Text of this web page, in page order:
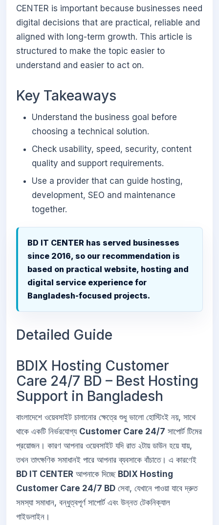
CENTER is important because businesses need
digital decisions that are practical, reliable and
aligned with long-term growth. This article is
structured to make the topic easier to
understand and easier to act on.
Key Takeaways
Understand the business goal before
choosing a technical solution.
Check usability, speed, security, content
quality and support requirements.
Use a provider that can guide hosting,
development, SEO and maintenance
together.
BD IT CENTER has served businesses
since 2016, so our recommendation is
based on practical website, hosting and
digital service experience for
Bangladesh-focused projects.
Detailed Guide
BDIX Hosting Customer
Care 24/7 BD – Best Hosting
Support in Bangladesh
বাংলাদেশে ওয়েবসাইট চালানোর ক্ষেত্রে শুধু ভালো হোস্টিংই নয়, সাথে
থাকে একটি নির্ভরযোগ্য Customer Care 24/7 সাপোর্ট টিমের
প্রয়োজন। কারণ আপনার ওয়েবসাইট যদি রাত ২টায় ডাউন হয়ে যায়,
তখন তাৎক্ষণিক সমাধানই পারে আপনার ব্যবসাকে বাঁচাতে। এ কারণেই
BD IT CENTER আপনাকে দিচ্ছে BDIX Hosting
Customer Care 24/7 BD সেবা, যেখানে পাওয়া যাবে দ্রুত
সমস্যা সমাধান, বন্ধুত্বপূর্ণ সাপোর্ট এবং উন্নত টেকনিক্যাল
গাইডলাইন।